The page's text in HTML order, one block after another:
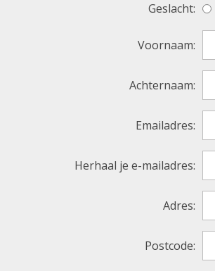
Geslacht:
Voornaam:
Achternaam:
Emailadres:
Herhaal je e-mailadres:
Adres:
Postcode: